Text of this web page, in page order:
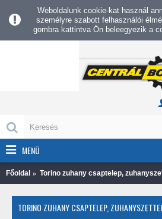
Weboldalunk cookie-kat használ
személyre szabott felhasználói
gombra kattintva Ön beleegyezik a
MENÜ
Főoldal Torino zuhany csaptelep,
TORINO ZUHANY CSAPTELEP,